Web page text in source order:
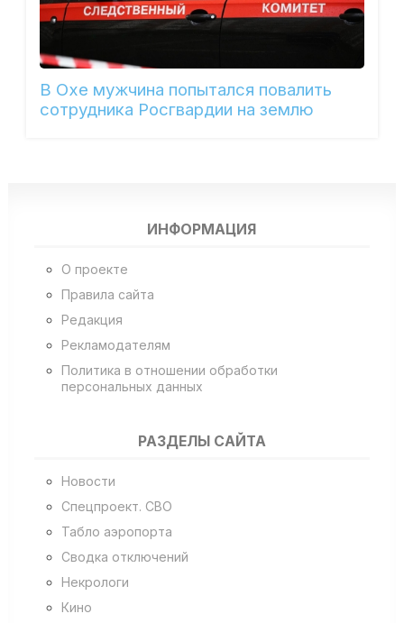
В Охе мужчина попытался повалить
сотрудника Росгвардии на землю
ИНФОРМАЦИЯ
О проекте
Правила сайта
Редакция
Рекламодателям
Политика в отношении обработки
персональных данных
РАЗДЕЛЫ САЙТА
Новости
Спецпроект. СВО
Табло аэропорта
Сводка отключений
Некрологи
Кино